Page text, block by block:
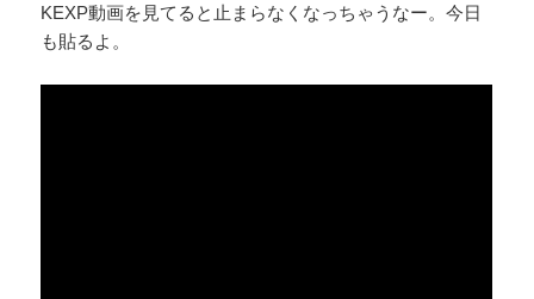
KEXP動画を見てると止まらなくなっちゃうなー。今日
も貼るよ。